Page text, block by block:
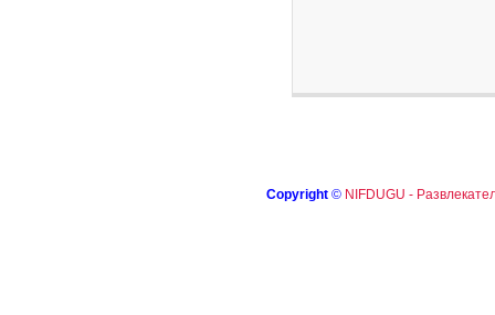
Copyright © NIFDUGU -